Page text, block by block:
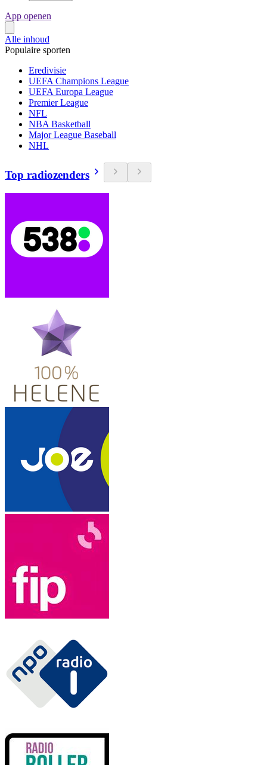
App openen
Alle inhoud
Populaire sporten
Eredivisie
UEFA Champions League
UEFA Europa League
Premier League
NFL
NBA Basketball
Major League Baseball
NHL
Top radiozenders